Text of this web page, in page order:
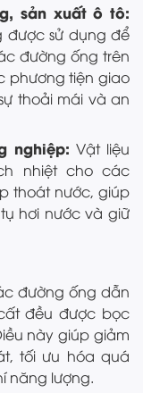
sản xuất ô tô:
được sử dụng để
đường ống trên
phương tiện giao
thoải mái và an
nghiệp: Vật liệu
nhiệt cho các
thoát nước, giúp
hơi nước và giữ
đường ống dẫn
đều được bọc
này giúp giảm
tối ưu hóa quá
năng lượng.